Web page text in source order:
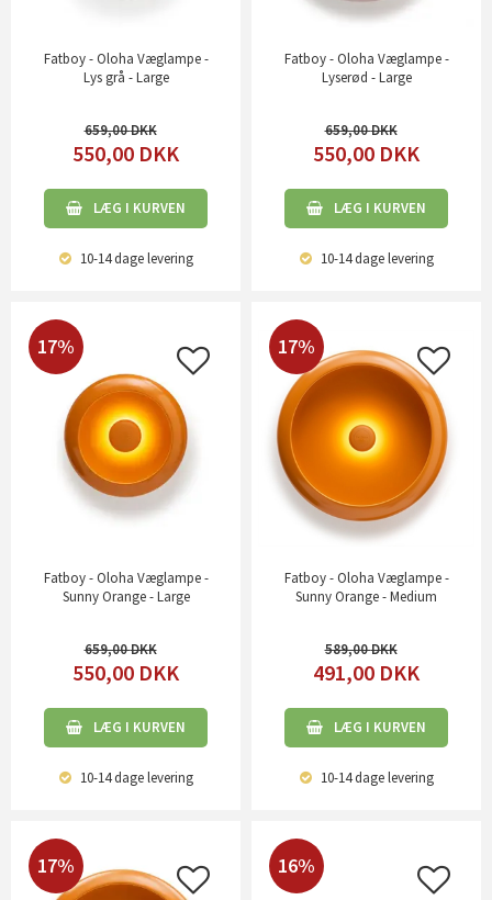
Fatboy - Oloha Væglampe -
Lys grå - Large
659,00
550,00 DKK
LÆG I KURVEN
10-14 dagelevering
Fatboy - Oloha Væglampe -
Lyserød - Large
659,00
550,00 DKK
LÆG I KURVEN
10-14 dagelevering
17%
Fatboy - Oloha Væglampe -
Sunny Orange - Large
659,00
550,00 DKK
LÆG I KURVEN
10-14 dagelevering
17%
Fatboy - Oloha Væglampe -
Sunny Orange - Medium
589,00
491,00 DKK
LÆG I KURVEN
10-14 dagelevering
17% 16%